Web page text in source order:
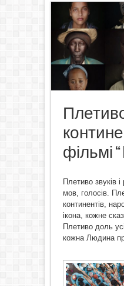
фільмі “
Плетиво звуків і
мов, голосів.
континентів,
ікона, кожне
Плетиво доль
кожна Людина